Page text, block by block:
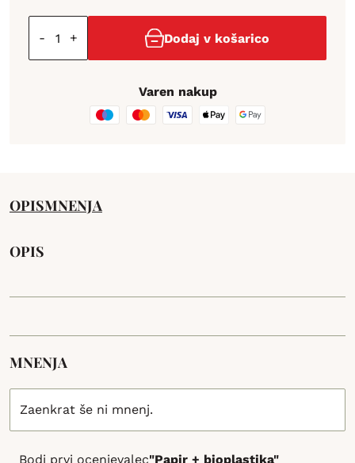
- + Dodaj v košarico
Varen nakup
OPISMNENJA
OPIS
MNENJA
Zaenkrat še ni mnenj.
Bodi prvi ocenjevalec"Papir + bioplastika"